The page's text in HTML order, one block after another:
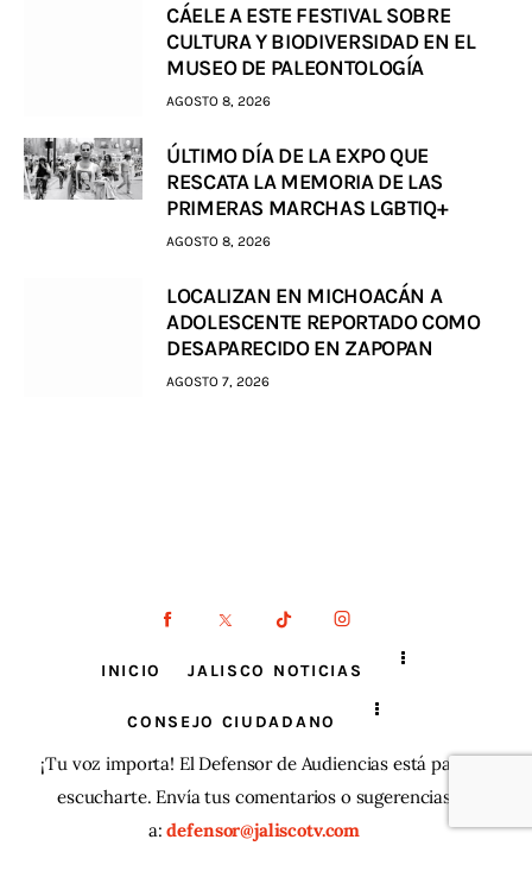
CÁELE A ESTE FESTIVAL SOBRE
CULTURA Y BIODIVERSIDAD EN EL
MUSEO DE PALEONTOLOGÍA
AGOSTO 8, 2026
ÚLTIMO DÍA DE LA EXPO QUE
RESCATA LA MEMORIA DE LAS
PRIMERAS MARCHAS LGBTIQ+
AGOSTO 8, 2026
LOCALIZAN EN MICHOACÁN A
ADOLESCENTE REPORTADO COMO
DESAPARECIDO EN ZAPOPAN
AGOSTO 7, 2026
INICIO JALISCO NOTICIAS
CONSEJO CIUDADANO
¡Tu voz importa! El Defensor de Audiencias está para
escucharte. Envía tus comentarios o sugerencias
a:defensor@jaliscotv.com